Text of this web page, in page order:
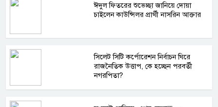
ঈদুল ফিতরের শুভেচ্ছা জানিয়ে দোয়া
চাইলেন কাউন্সিলর প্রার্থী নাসরিন আক্তার
সিলেট সিটি কর্পোরেশন নির্বাচন ঘিরে
রাজনৈতিক উত্তাপ, কে হচ্ছেন পরবর্তী
নগরপিতা?